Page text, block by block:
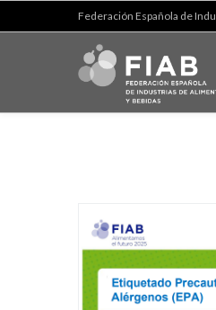
Federación Española de